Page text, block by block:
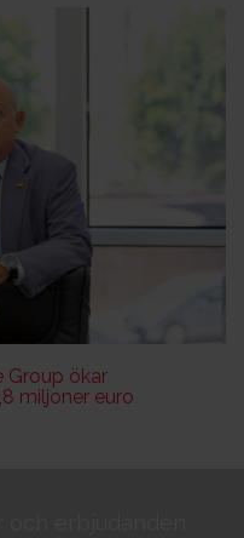
Group ökar
miljoner euro